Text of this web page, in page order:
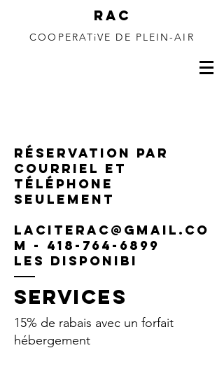
RAC
COOPERATiVE DE PLEIN-AIR
Réservation par
courriel et
téléphone
seulement
laciterac@gmail.co
m - 418-764-6899
Les disponibi
SERVICES
15% de rabais avec un forfait
hébergement